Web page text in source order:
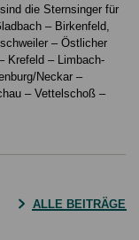
die Sternsinger für
– Birkenfeld,
– Östlicher
Krefeld – Limbach-
Neckar –
– Vettelschoß –
ALLE BEITRÄGE